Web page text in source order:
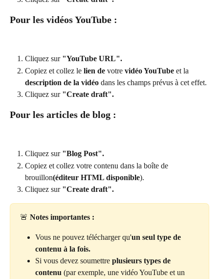
Pour les vidéos YouTube :
Cliquez sur "YouTube URL".
Copiez et collez le lien de votre vidéo YouTube et la
description de la vidéo dans les champs prévus à cet effet.
Cliquez sur "Create draft".
Pour les articles de blog :
Cliquez sur "Blog Post".
Copiez et collez votre contenu dans la boîte de
brouillon(éditeur HTML disponible).
Cliquez sur "Create draft".
🚨 Notes importantes :
Vous ne pouvez télécharger qu'un seul type de
contenu à la fois.
Si vous devez soumettre plusieurs types de
contenu (par exemple, une vidéo YouTube et un